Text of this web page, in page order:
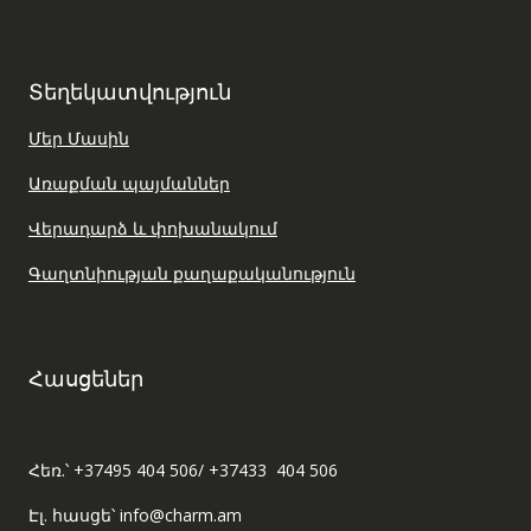
Տեղեկատվություն
Մեր Մասին
Առաքման պայմաններ
Վերադարձ և փոխանակում
Գաղտնիության քաղաքականություն
Հասցեներ
Հեռ.՝ +37495 404 506/ +37433 404 506
Էլ. հասցե՝ info@charm.am